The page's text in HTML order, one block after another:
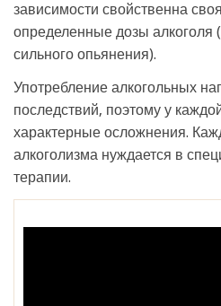
зависимости свойственна
определенные дозы алкоголя
сильного опьянения).
Употребление алкогольных
последствий, поэтому у
характерные осложнения.
алкоголизма нуждается в
терапии.